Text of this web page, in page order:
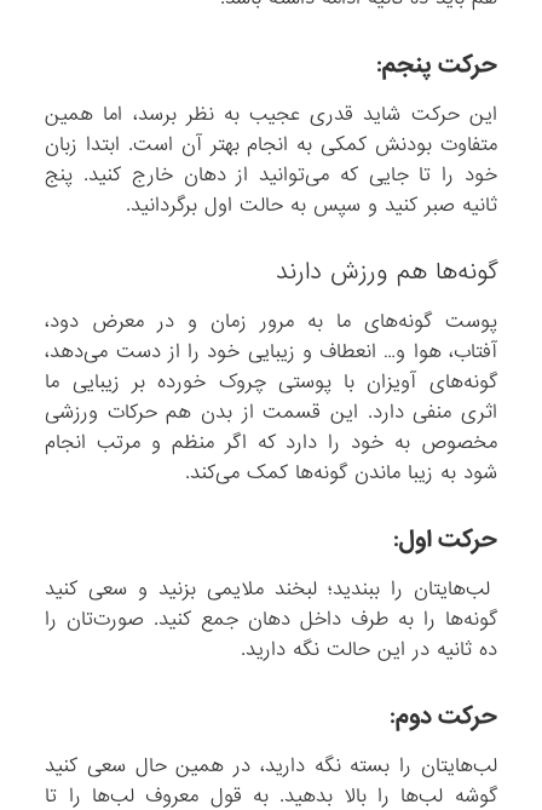
حرکت پنجم:
این حرکت شاید قدری عجیب به نظر برسد، اما همین
متفاوت بودنش کمکی به انجام بهتر آن است. ابتدا زبان
خود را تا جایی که می‌توانید از دهان خارج کنید. پنج
ثانیه صبر کنید و سپس به حالت اول برگردانید.
گونه‌ها هم ورزش دارند
پوست گونه‌های ما به مرور زمان و در معرض دود،
آفتاب، هوا و… انعطاف و زیبایی خود را از دست می‌دهد،
گونه‌های آویزان با پوستی چروک خورده بر زیبایی ما
اثری منفی دارد. این قسمت از بدن هم حرکات ورزشی
مخصوص به خود را دارد که اگر منظم و مرتب انجام
شود به زیبا ماندن گونه‌ها کمک می‌کند.
حرکت اول:
لب‌هایتان را ببندید؛ لبخند ملایمی بزنید و سعی کنید
گونه‌ها را به طرف داخل دهان جمع کنید. صورت‌تان را
ده ثانیه در این حالت نگه دارید.
حرکت دوم:
لب‌هایتان را بسته نگه دارید، در همین حال سعی کنید
گوشه لب‌ها را بالا بدهید. به قول معروف لب‌ها را تا